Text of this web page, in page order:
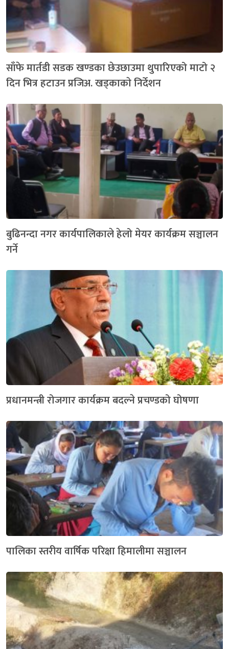
साँफे मार्तडी सडक खण्डका छेउछाउमा थुपारिएको माटो २
दिन भित्र हटाउन प्रजिअ‍‍. खड्काकाे निर्देशन
बुढिनन्दा नगर कार्यपालिकाले हेलो मेयर कार्यक्रम सञ्चालन
गर्ने
प्रधानमन्त्री रोजगार कार्यक्रम बदल्ने प्रचण्डको घोषणा
पालिका स्तरीय वार्षिक परिक्षा हिमालीमा सञ्चालन